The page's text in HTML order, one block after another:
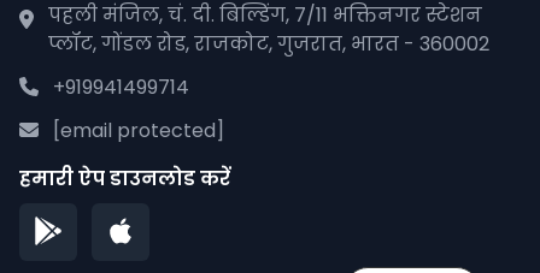
पहली मंजिल, चं. दी. बिल्डिंग, 7/11 भक्तिनगर स्टेशन
प्लॉट, गोंडल रोड, राजकोट, गुजरात, भारत - 360002
+919941499714
[email protected]
हमारी ऐप डाउनलोड करें